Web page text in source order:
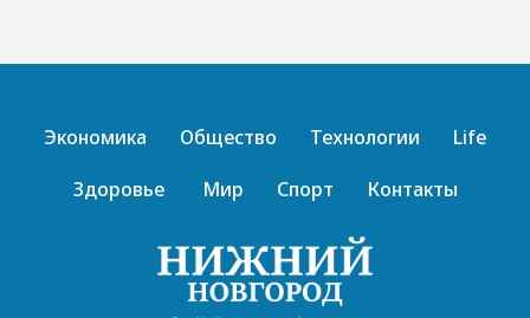
Экономика Общество Технологии
Life
Здоровье
Мир Спорт Контакты